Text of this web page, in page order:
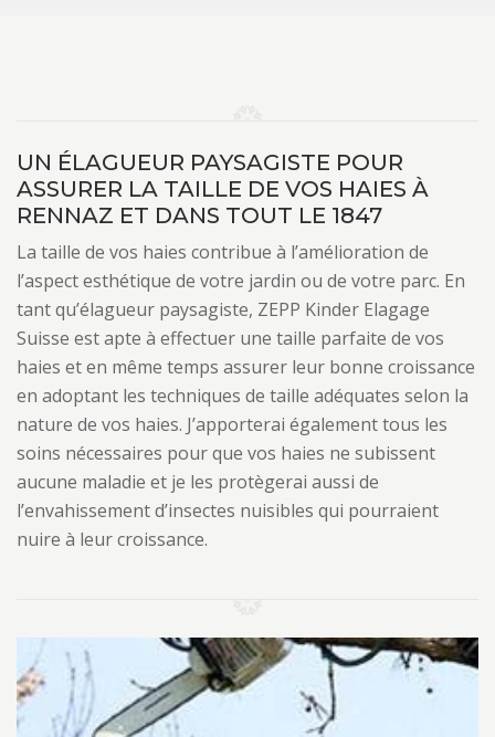
UN ÉLAGUEUR PAYSAGISTE POUR
ASSURER LA TAILLE DE VOS HAIES À
RENNAZ ET DANS TOUT LE 1847
La taille de vos haies contribue à l’amélioration de
l’aspect esthétique de votre jardin ou de votre parc. En
tant qu’élagueur paysagiste, ZEPP Kinder Elagage
Suisse est apte à effectuer une taille parfaite de vos
haies et en même temps assurer leur bonne croissance
en adoptant les techniques de taille adéquates selon la
nature de vos haies. J’apporterai également tous les
soins nécessaires pour que vos haies ne subissent
aucune maladie et je les protègerai aussi de
l’envahissement d’insectes nuisibles qui pourraient
nuire à leur croissance.